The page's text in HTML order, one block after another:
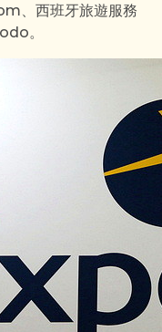
、西班牙旅遊服務
。